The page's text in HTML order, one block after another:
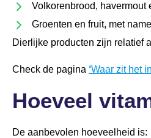
Volkorenbrood, havermout
Groenten en fruit, met
Dierlijke producten zijn relatief
Check de pagina ‘Waar zit het
Hoeveel
De aanbevolen hoeveelheid is: